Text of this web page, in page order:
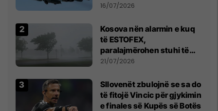
16/07/2026
Kosova nën alarmin e kuq
të ESTOFEX,
paralajmërohen stuhi të
fuqishme me breshër dhe
21/07/2026
Sllovenët zbulojnë se sa do
të fitojë Vincic për gjykimin
e finales së Kupës së Botës